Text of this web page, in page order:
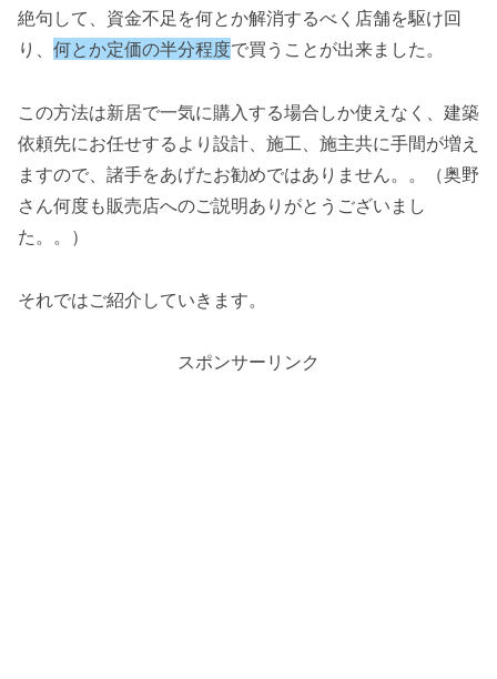
絶句して、資金不足を何とか解消するべく店舗を駆け回
り、 何とか定価の半分程度で買うことが出来ました。
この方法は新居で一気に購入する場合しか使えなく、建築
依頼先にお任せするより設計、施工、施主共に手間が増え
ますので、諸手をあげたお勧めではありません。。（奥野
さん何度も販売店へのご説明ありがとうございまし
た。。）
それではご紹介していきます。
スポンサーリンク